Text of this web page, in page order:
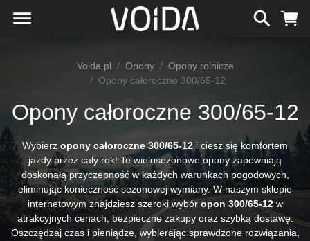
Voida.pl Opony
Opony rolnicze
Opony całoroczne 300/65-12
Opony całoroczne 300/65-12
Wybierz opony całoroczne 300/65-12 i ciesz się komfortem
jazdy przez cały rok! Te wielosezonowe opony zapewniają
doskonałą przyczepność w każdych warunkach pogodowych,
eliminując konieczność sezonowej wymiany. W naszym sklepie
internetowym znajdziesz szeroki wybór opon 300/65-12w
atrakcyjnych cenach, bezpieczne zakupy oraz szybką dostawę.
Oszczędzaj czas i pieniądze, wybierając sprawdzone rozwiązania,